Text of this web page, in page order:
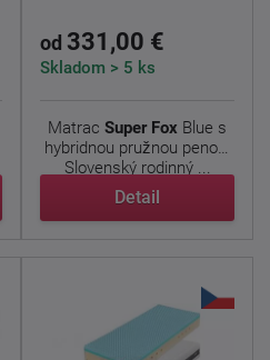
od 331,00 €
Skladom > 5 ks
Matrac Super Fox Blue s
hybridnou pružnou penou.
Slovenský rodinný ...
Detail